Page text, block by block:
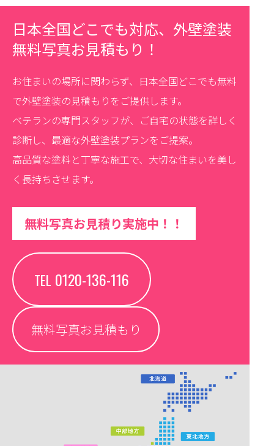
日本全国どこでも対応、外壁塗装
無料写真お見積もり！
お住まいの場所に関わらず、日本全国どこでも無料
で外壁塗装の見積もりをご提供します。
ベテランの専門スタッフが、ご自宅の状態を詳しく
診断し、最適な外壁塗装プランをご提案。
高品質な塗料と丁寧な施工で、大切な住まいを美し
く長持ちさせます。
無料写真お見積り実施中！！
TEL 0120-136-116
無料写真お見積もり